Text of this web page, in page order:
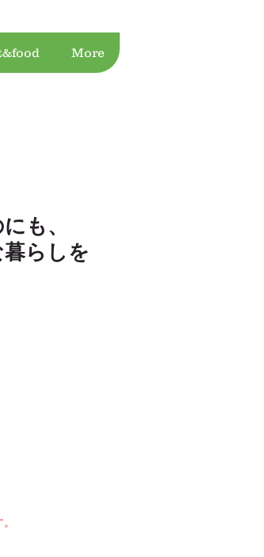
More
も、
らしを